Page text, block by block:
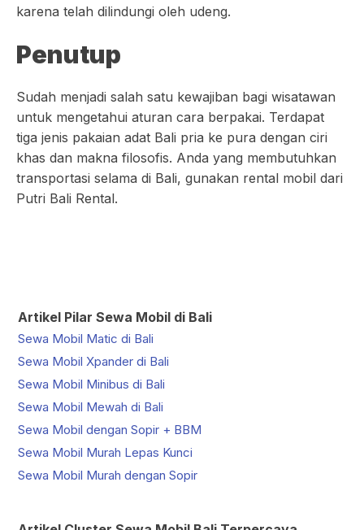
karena telah dilindungi oleh udeng.
Penutup
Sudah menjadi salah satu kewajiban bagi wisatawan
untuk mengetahui aturan cara berpakai. Terdapat
tiga jenis pakaian adat Bali pria ke pura dengan ciri
khas dan makna filosofis. Anda yang membutuhkan
transportasi selama di Bali, gunakan rental mobil dari
Putri Bali Rental.
Artikel Pilar Sewa Mobil di Bali
Sewa Mobil Matic di Bali
Sewa Mobil Xpander di Bali
Sewa Mobil Minibus di Bali
Sewa Mobil Mewah di Bali
Sewa Mobil dengan Sopir + BBM
Sewa Mobil Murah Lepas Kunci
Sewa Mobil Murah dengan Sopir